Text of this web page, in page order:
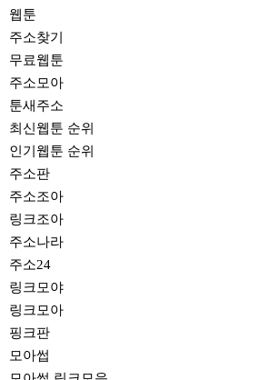
웹툰
주소찾기
무료웹툰
주소모아
툰새주소
최신웹툰 순위
인기웹툰 순위
주소판
주소조아
링크조아
주소나라
주소24
링크모야
링크모아
핑크판
모아썹